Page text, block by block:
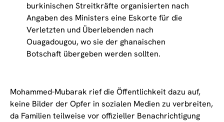
burkinischen Streitkräfte organisierten nach
Angaben des Ministers eine Eskorte für die
Verletzten und Überlebenden nach
Ouagadougou, wo sie der ghanaischen
Botschaft übergeben werden sollten.
Mohammed-Mubarak rief die Öffentlichkeit dazu auf,
keine Bilder der Opfer in sozialen Medien zu verbreiten,
da Familien teilweise vor offizieller Benachrichtigung